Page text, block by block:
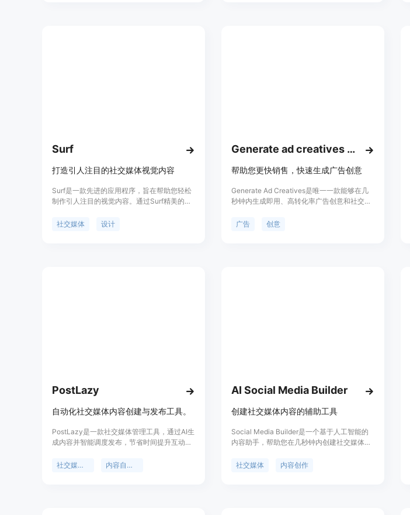
Surf
打造引人注目的社交媒体视觉内容
Surf是一款先进的应用程序，旨在帮助您轻松
制作引人注目的视觉内容。通过Surf精美的设
限的可能性。无需设计师，即可设计吸引人的
社交媒体 设计
Generate ad creatives Extension
帮助您更快销售，快速生成广告创意
Generate Ad Creatives是唯一一款能够在几
秒钟内生成即用、高转化率广告创意和社交媒
前从未拥有过的创意洞察。
广告 创意
PostLazy
自动化社交媒体内容创建与发布工具。
PostLazy是一款社交媒体管理工具，通过AI生
成内容并智能调度发布，节省时间提升互动。
高用户的社交媒体管理效率。
社交媒体管理 内容自动化
AI Social Media Builder
创建社交媒体内容的辅助工具
Social Media Builder是一个基于人工智能的
内容助手，帮助您在几秒钟内创建社交媒体通
您创建社交媒体帖子、重写文章为吸引人的帖
社交媒体 内容创作